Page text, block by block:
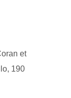
et
190